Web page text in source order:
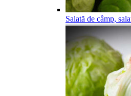
Salată de câmp,